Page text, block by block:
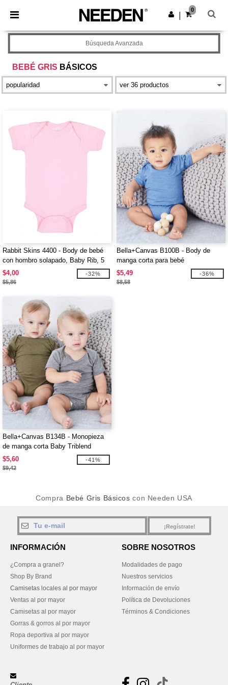
× App de Needen
¡Mejores precios en app!
Descargar app
0
BEBÉ GRIS BÁSICOS
Búsqueda Avanzada
Rabbit Skins 4400 - Body de bebé
con hombro solapado, Baby Rib, 5
oz. para infantes
$4,00
$5,86
-32%
Bella+Canvas B100B - Body de
manga corta para bebé
$5,49
$8,58
-36%
Bella+Canvas B134B - Monopieza
de manga corta Baby Triblend
$5,60
$9,42
-41%
Compra Bebé Gris Básicos con Needen USA
¡Regístrate!
INFORMACIÓN
¿Compra a granel?
Shop By Brand
Camisetas locales al por mayor
Ventas al por mayor
Camisetas al por mayor
Gorras & gorros al por mayor
Ropa deportiva al por mayor
Uniformes de trabajo al por mayor
SOBRE NOSOTROS
Modalidades de pago
Nuestros servicios
Información de envío
Política de Devoluciones
Términos & Condiciones